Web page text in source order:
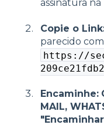
assinatura
Copie o
parecido
https://
Encaminhe:
MAIL,